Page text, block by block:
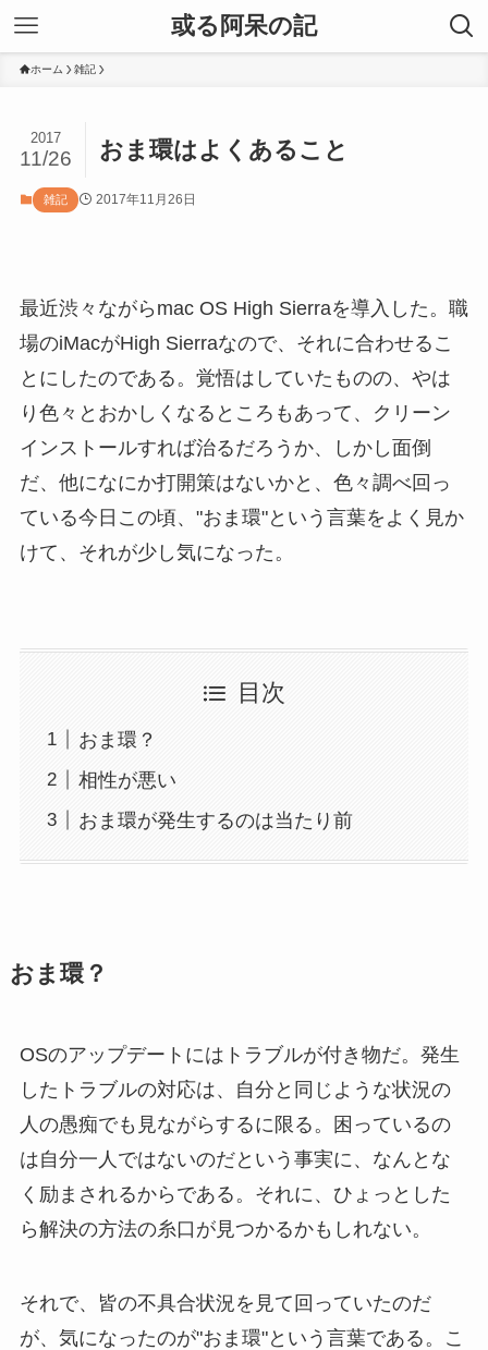
或る阿呆の記
ホーム 雑記
おま環はよくあること
2017
11/26
雑記 2017年11月26日
最近渋々ながらmac OS High Sierraを導入した。職
場のiMacがHigh Sierraなので、それに合わせるこ
とにしたのである。覚悟はしていたものの、やは
り色々とおかしくなるところもあって、クリーン
インストールすれば治るだろうか、しかし面倒
だ、他になにか打開策はないかと、色々調べ回っ
ている今日この頃、"おま環"という言葉をよく見か
けて、それが少し気になった。
目次
おま環？
相性が悪い
おま環が発生するのは当たり前
おま環？
OSのアップデートにはトラブルが付き物だ。発生
したトラブルの対応は、自分と同じような状況の
人の愚痴でも見ながらするに限る。困っているの
は自分一人ではないのだという事実に、なんとな
く励まされるからである。それに、ひょっとした
ら解決の方法の糸口が見つかるかもしれない。
それで、皆の不具合状況を見て回っていたのだ
が、気になったのが"おま環"という言葉である。こ